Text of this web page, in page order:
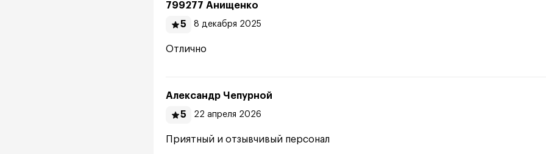
799277 Анищенко
5
8 декабря 2025
Отлично
Александр Чепурной
5
22 апреля 2026
Приятный и отзывчивый персонал